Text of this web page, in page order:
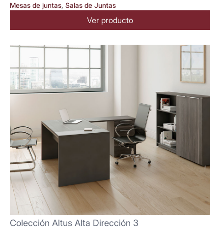
Mesas de juntas, Salas de Juntas
Ver producto
Colección Altus Alta Dirección 3